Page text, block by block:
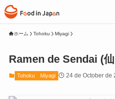
ホーム Tohoku Miyagi
Ramen de Sendai (
Tohoku Miyagi 24 de October de